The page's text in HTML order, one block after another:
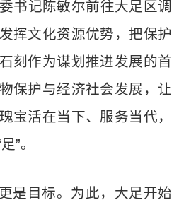
书记陈敏尔前往大足区调
挥文化资源优势，把保护
刻作为谋划推进发展的首
保护与经济社会发展，让
宝活在当下、服务当代，
”。
是目标。为此，大足开始